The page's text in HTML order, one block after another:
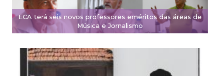
ECA terá seis novos professores eméritos das áreas de
Música e Jornalismo